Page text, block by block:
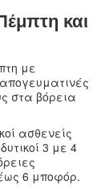
και
με
στα βόρεια
ασθενείς
3 με 4
6 μποφόρ.